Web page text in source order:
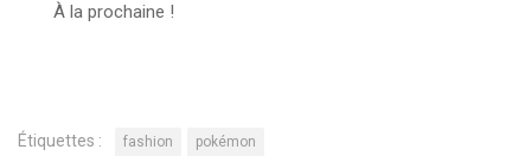
À la prochaine !
Étiquettes : fashion pokémon